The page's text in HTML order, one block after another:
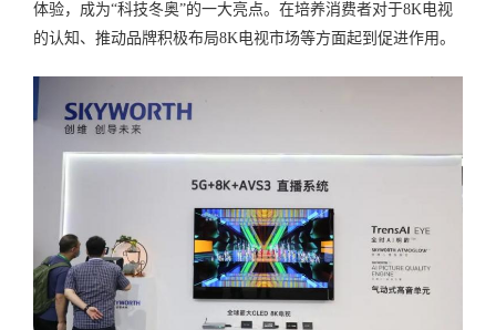
体验，成为“科技冬奥”的一大亮点。在培养消费者对于8K电视
的认知、推动品牌积极布局8K电视市场等方面起到促进作用。